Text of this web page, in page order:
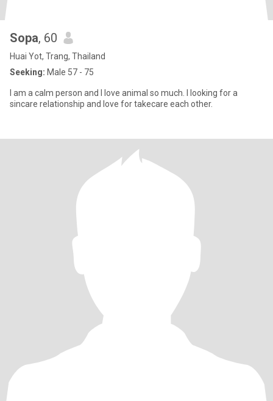
Sopa, 60
Huai Yot, Trang, Thailand
Seeking: Male 57 - 75
I am a calm person and I love animal so much. I looking for a
sincare relationship and love for takecare each other.